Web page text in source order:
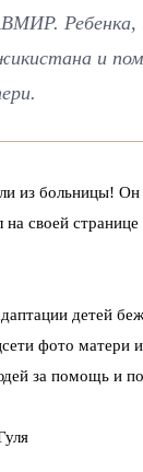
Ребенка,
и
из больницы! Он
своей странице
детей
фото матери
за помощь и